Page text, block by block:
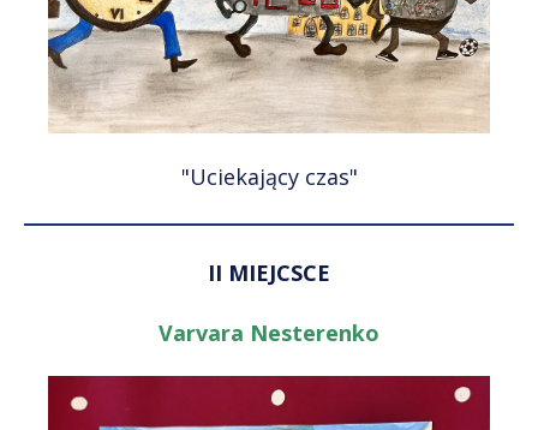
"Uciekający czas"
II MIEJCSCE
Varvara Nesterenko